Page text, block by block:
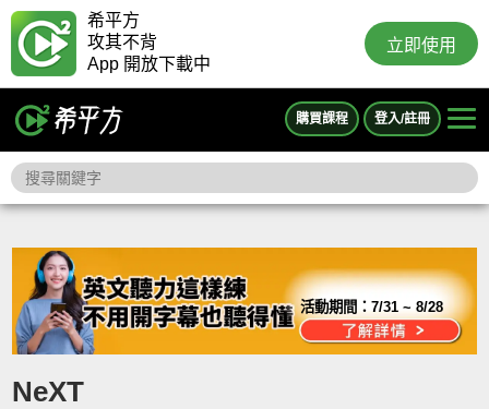
希平方
攻其不背
App 開放下載中
立即使用
購買課程 登入/註冊
活動期間：7/31 ~ 8/28
NeXT